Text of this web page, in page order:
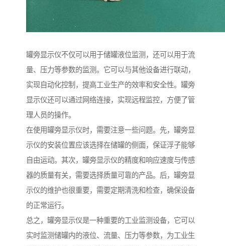
罐旁显示仪不仅可以用于储罐液位监测，还可以用于流
量、压力等参数的监测。它可以与其他设备进行联动，
实现自动化控制，提高工业生产的效率和安全性。罐旁
显示仪还可以通过网络连接，实现远程监控，方便了管
理人员的操作。
在使用罐旁显示仪时，需要注意一些问题。先，罐旁显
示仪的安装位置应该选择在储罐的侧面，保证浮子能够
自由运动。其次，罐旁显示仪的精度和响应速度与传感
器的质量有关，需要选择质量可靠的产品。后，罐旁显
示仪的维护也很重要，需要定期清洗和检查，确保设备
的正常运行。
总之，罐旁显示仪是一种重要的工业监测设备，它可以
实时监测储罐内的液位、流量、压力等参数，为工业生